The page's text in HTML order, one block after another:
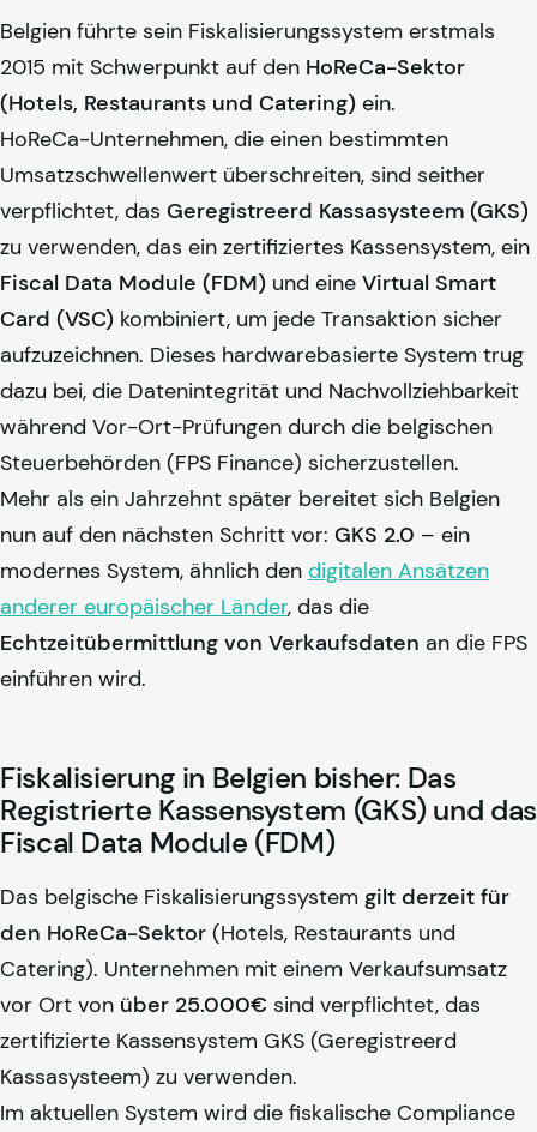
Belgien führte sein Fiskalisierungssystem erstmals
2015 mit Schwerpunkt auf den HoReCa-Sektor
(Hotels, Restaurants und Catering) ein.
HoReCa-Unternehmen, die einen bestimmten
Umsatzschwellenwert überschreiten, sind seither
verpflichtet, das Geregistreerd Kassasysteem (GKS)
zu verwenden, das ein zertifiziertes Kassensystem, ein
Fiscal Data Module (FDM) und eine Virtual Smart
Card (VSC) kombiniert, um jede Transaktion sicher
aufzuzeichnen. Dieses hardwarebasierte System trug
dazu bei, die Datenintegrität und Nachvollziehbarkeit
während Vor-Ort-Prüfungen durch die belgischen
Steuerbehörden (FPS Finance) sicherzustellen.
Mehr als ein Jahrzehnt später bereitet sich Belgien
nun auf den nächsten Schritt vor: GKS 2.0 – ein
modernes System, ähnlich den digitalen Ansätzen
anderer europäischer Länder, das die
Echtzeitübermittlung von Verkaufsdaten an die FPS
einführen wird.
Fiskalisierung in Belgien bisher: Das
Registrierte Kassensystem (GKS) und das
Fiscal Data Module (FDM)
Das belgische Fiskalisierungssystem gilt derzeit für
den HoReCa-Sektor (Hotels, Restaurants und
Catering). Unternehmen mit einem Verkaufsumsatz
vor Ort von über 25.000€ sind verpflichtet, das
zertifizierte Kassensystem GKS (Geregistreerd
Kassasysteem) zu verwenden.
Im aktuellen System wird die fiskalische Compliance